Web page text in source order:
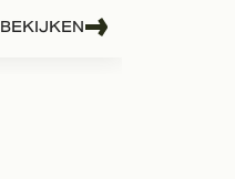
BEKIJKEN